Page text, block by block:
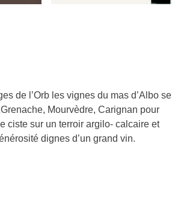
de l’Orb les vignes du mas d’Albo se
Mourvèdre, Carignan pour
ciste sur un terroir argilo- calcaire et
dignes d’un grand vin.